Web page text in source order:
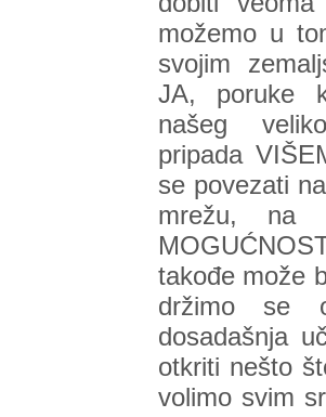
možemo u
svojim
JA, poruke
našeg
pripada
se povezati
mrežu, na
takođe može
držimo se
dosadašnja
otkriti nešto
volimo svim